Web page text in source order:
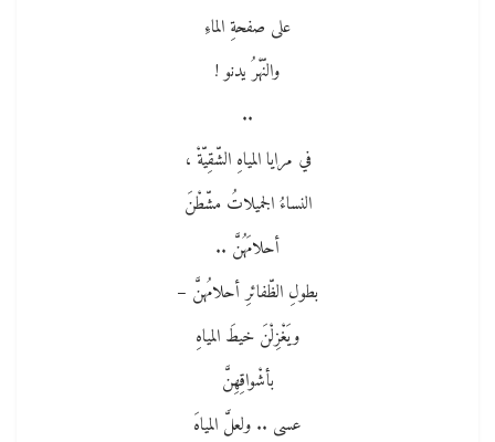
على صفحةِ الماءِ
والنّهْرُ يدنو !
..
في مرايا المياهِ الشّقِيّةْ ،
النساءُ الجميلاتُ مشّطْنَ
أحلامَهُنَّ ..
بطولِ الظّفائرِ أحلامُهنَّ –
ويَغْزِلْنَ خيطَ المياهِ
بأشْواقِهِنَّ
عسى .. ولعلَّ المياهَ